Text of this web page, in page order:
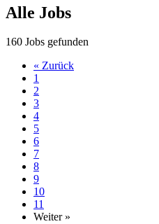
Alle Jobs
160 Jobs gefunden
« Zurück
1
2
3
4
5
6
7
8
9
10
11
Weiter »